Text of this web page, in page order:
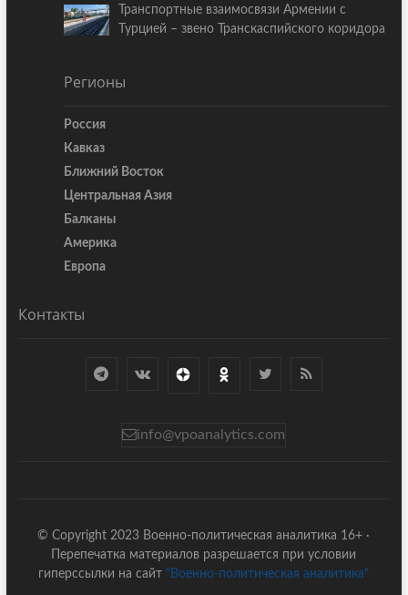
Транспортные взаимосвязи Армении с
Турцией – звено Транскаспийского коридора
Регионы
Россия
Кавказ
Ближний Восток
Центральная Азия
Балканы
Америка
Европа
Контакты
info@vpoanalytics.com
© Copyright 2023 Военно-политическая аналитика 16+ ·
Перепечатка материалов разрешается при условии
гиперссылки на сайт "Военно-политическая аналитика"